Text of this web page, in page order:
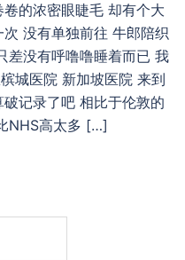
的浓密眼睫毛 却有个大
没有单独前往 牛郎陪织
差没有呼噜噜睡着而已 我
城医院 新加坡医院 来到
记录了吧 相比于伦敦的
NHS高太多 […]